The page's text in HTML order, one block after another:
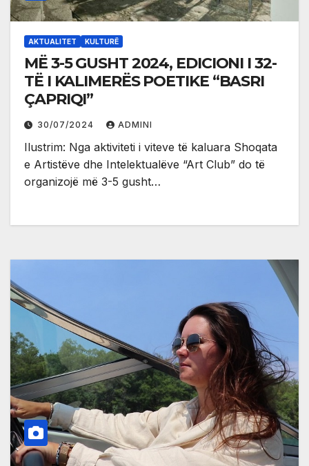
AKTUALITET KULTURË
MË 3-5 GUSHT 2024, EDICIONI I 32-
TË I KALIMERËS POETIKE “BASRI
ÇAPRIQI”
30/07/2024 ADMINI
Ilustrim: Nga aktiviteti i viteve të kaluara Shoqata
e Artistëve dhe Intelektualëve “Art Club” do të
organizojë më 3-5 gusht…